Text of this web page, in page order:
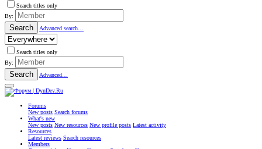
Search titles only
By:
Search Advanced search…
Search titles only
By:
Search Advanced…
Forums
New posts Search forums
What's new
New posts New resources New profile posts Latest activity
Resources
Latest reviews Search resources
Members